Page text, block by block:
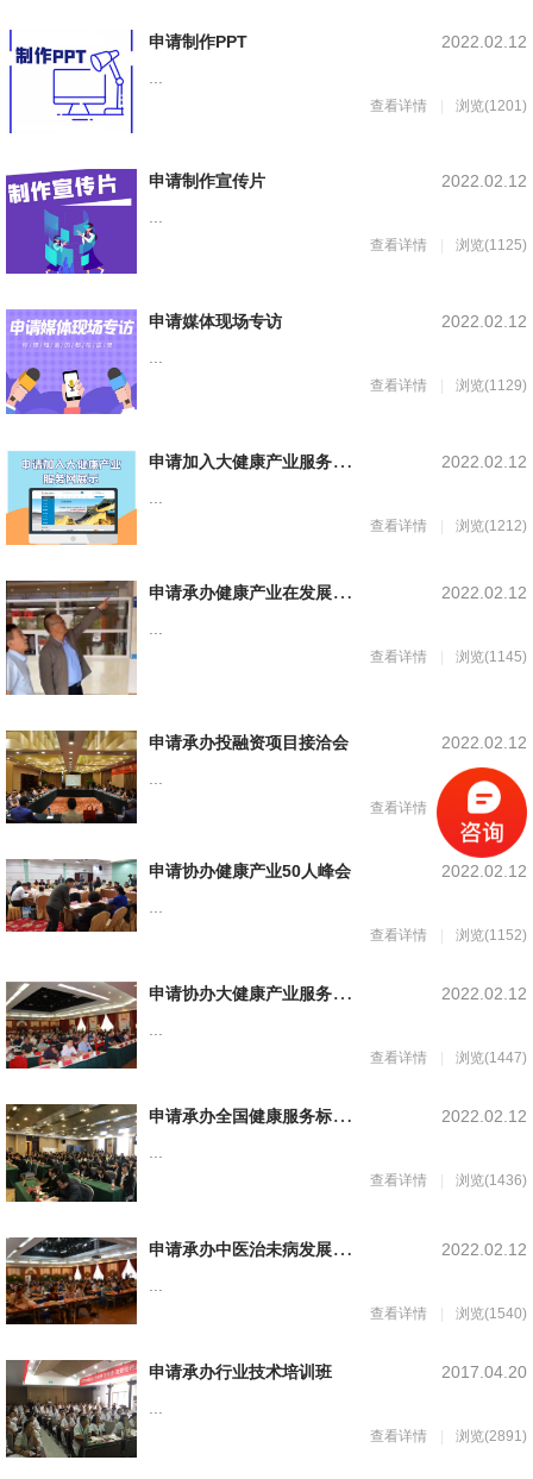
申请制作PPT
2022.02.12
查看详情 浏览(1201)
申请制作宣传片
2022.02.12
...
查看详情 浏览(1125)
申请媒体现场专访
2022.02.12
查看详情 浏览(1129)
申
请加入大健康产业服务平台展示
2022.02.12
查看详情 浏览(1212)
申
请承办健康产业在发展访学活动
2022.02.12
查看详情 浏览(1145)
申请承办投融资项目接洽会
2022.02.12
...
查看详情 浏览(1160)
申请协办健康产业50人峰会
2022.02.12
查看详情 浏览(1152)
申
请协办大健康产业服务合作发展大会
2022.02.12
查看详情 浏览(1447)
申
请承办全国健康服务标准化论坛
2022.02.12
查看详情 浏览(1436)
申
请承办中医治未病发展论坛
2022.02.12
查看详情 浏览(1540)
申请承办行业技术培训班
2017.04.20
...
查看详情 浏览(2891)